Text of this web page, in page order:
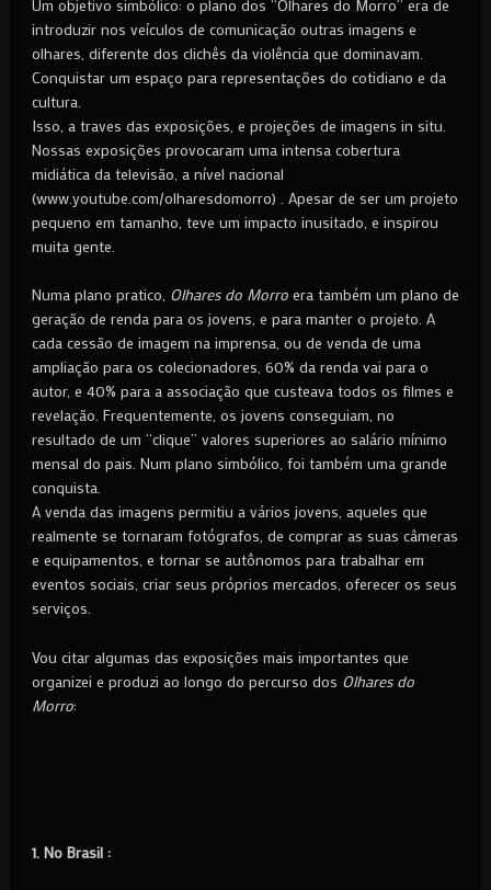
Um objetivo simbólico: o plano dos “Olhares do Morro” era de
introduzir nos veículos de comunicação outras imagens e
olhares, diferente dos clichês da violência que dominavam.
Conquistar um espaço para representações do cotidiano e da
cultura.
Isso, a traves das exposições, e projeções de imagens in situ.
Nossas exposições provocaram uma intensa cobertura
midiática da televisão, a nível nacional
(www.youtube.com/olharesdomorro) . Apesar de ser um projeto
pequeno em tamanho, teve um impacto inusitado, e inspirou
muita gente.
Numa plano pratico, Olhares do Morro era também um plano de
geração de renda para os jovens, e para manter o projeto. A
cada cessão de imagem na imprensa, ou de venda de uma
ampliação para os colecionadores, 60% da renda vai para o
autor, e 40% para a associação que custeava todos os filmes e
revelação. Frequentemente, os jovens conseguiam, no
resultado de um “clique” valores superiores ao salário mínimo
mensal do pais. Num plano simbólico, foi também uma grande
conquista.
A venda das imagens permitiu a vários jovens, aqueles que
realmente se tornaram fotógrafos, de comprar as suas câmeras
e equipamentos, e tornar se autônomos para trabalhar em
eventos sociais, criar seus próprios mercados, oferecer os seus
serviços.
Vou citar algumas das exposições mais importantes que
organizei e produzi ao longo do percurso dos Olhares do
Morro:
1. No Brasil :